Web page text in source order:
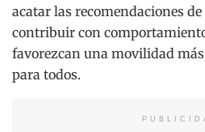
acatar las recomendaciones
contribuir con
favorezcan una movilidad
para todos.